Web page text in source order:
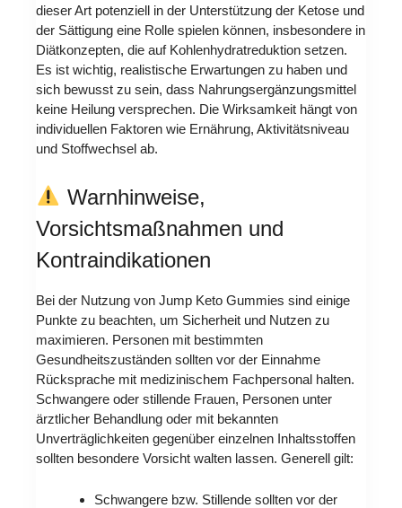
dieser Art potenziell in der Unterstützung der Ketose und
der Sättigung eine Rolle spielen können, insbesondere in
Diätkonzepten, die auf Kohlenhydratreduktion setzen.
Es ist wichtig, realistische Erwartungen zu haben und
sich bewusst zu sein, dass Nahrungsergänzungsmittel
keine Heilung versprechen. Die Wirksamkeit hängt von
individuellen Faktoren wie Ernährung, Aktivitätsniveau
und Stoffwechsel ab.
Warnhinweise,
Vorsichtsmaßnahmen und
Kontraindikationen
Bei der Nutzung von Jump Keto Gummies sind einige
Punkte zu beachten, um Sicherheit und Nutzen zu
maximieren. Personen mit bestimmten
Gesundheitszuständen sollten vor der Einnahme
Rücksprache mit medizinischem Fachpersonal halten.
Schwangere oder stillende Frauen, Personen unter
ärztlicher Behandlung oder mit bekannten
Unverträglichkeiten gegenüber einzelnen Inhaltsstoffen
sollten besondere Vorsicht walten lassen. Generell gilt:
Schwangere bzw. Stillende sollten vor der